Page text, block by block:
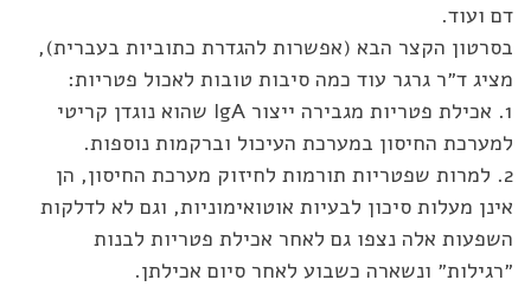
דם ועוד.
בסרטון הקצר הבא (אפשרות להגדרת כתוביות בעברית),
מציג ד״ר גרגר עוד כמה סיבות טובות לאכול פטריות:
1. אכילת פטריות מגבירה ייצור IgA שהוא נוגדן קריטי
למערכת החיסון במערכת העיכול וברקמות נוספות.
2. למרות שפטריות תורמות לחיזוק מערכת החיסון, הן
אינן מעלות סיכון לבעיות אוטואימוניות, וגם לא לדלקות
השפעות אלה נצפו גם לאחר אכילת פטריות לבנות
״רגילות״ ונשארה כשבוע לאחר סיום אכילתן.